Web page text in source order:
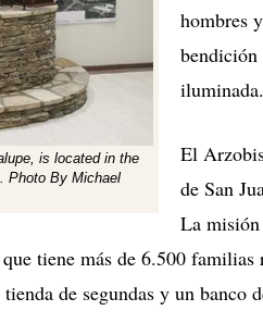
is located in the
Photo By Michael
hombres
bendición
iluminada.
El
de San
La misión
tiene más de 6.500
de segundas y un banco